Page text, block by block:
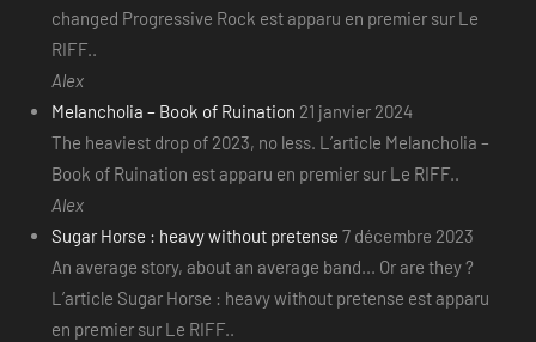
changed Progressive Rock est apparu en premier sur Le
RIFF..
Alex
Melancholia – Book of Ruination 21 janvier 2024
The heaviest drop of 2023, no less. L’article Melancholia –
Book of Ruination est apparu en premier sur Le RIFF..
Alex
Sugar Horse : heavy without pretense 7 décembre 2023
An average story, about an average band... Or are they ?
L’article Sugar Horse : heavy without pretense est apparu
en premier sur Le RIFF..